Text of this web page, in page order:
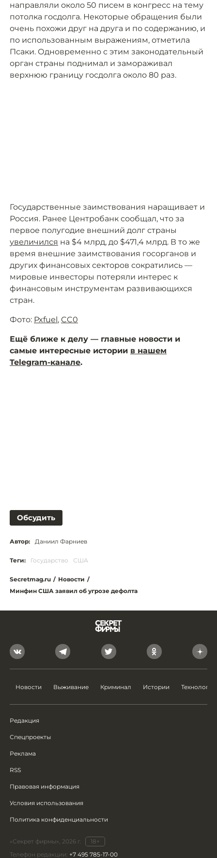
направляли около 50 писем в конгресс на тему
потолка госдолга. Некоторые обращения были
очень похожи друг на друга и по содержанию, и
по использованным выражениям, отметила
Псаки. Одновременно с этим законодательный
орган страны поднимал и замораживал
верхнюю границу госдолга около 80 раз.
Государственные заимствования наращивает и
Россия. Ранее Центробанк сообщал, что за
первое полугодие внешний долг страны
увеличился на $4 млрд, до $471,4 млрд. В то же
время внешние заимствования госорганов и
других финансовых секторов сократились —
мировые инвесторы потеряли интерес к
финансовым инструментам развивающихся
стран.
Фото: Pxfuel, CC0
Ещё ближе к делу — главные новости и
самые интересные истории в нашем
Telegram-канале.
Обсудить
Автор: Даниил Фарниев
Теги: Государство США
Secretmag.ru / Новости /
Минфин США заявил об угрозе дефолта
Новости Выживание Криминал Истории Технологии
Редакция
Спецпроекты
Реклама
RSS
Правовая информация
Условия использования
Политика конфиденциальности
«Секрет фирмы», 2026 г.
18+
Телефон редакции: +7 495 785-17-00